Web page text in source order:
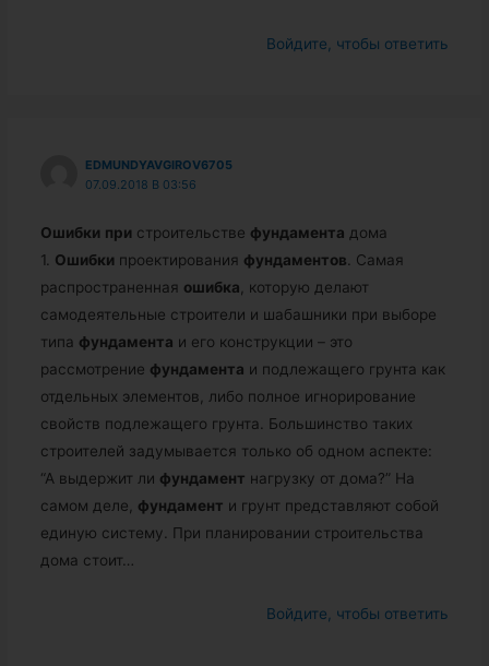
Войдите, чтобы ответить
EDMUNDYAVGIROV6705
07.09.2018 В 03:56
Ошибки при строительстве фундамента дома
1. Ошибки проектирования фундаментов. Самая
распространенная ошибка, которую делают
самодеятельные строители и шабашники при выборе
типа фундамента и его конструкции – это
рассмотрение фундамента и подлежащего грунта как
отдельных элементов, либо полное игнорирование
свойств подлежащего грунта. Большинство таких
строителей задумывается только об одном аспекте:
“А выдержит ли фундамент нагрузку от дома?” На
самом деле, фундамент и грунт представляют собой
единую систему. При планировании строительства
дома стоит…
Войдите, чтобы ответить